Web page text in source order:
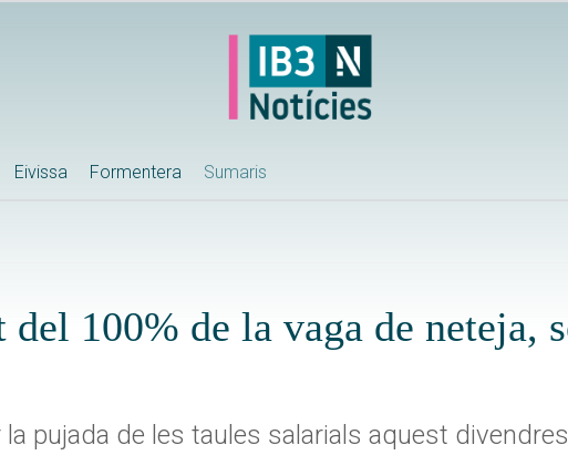
Eivissa Formentera Sumaris
100% de la vaga de neteja,
pujada de les taules salarials aquest